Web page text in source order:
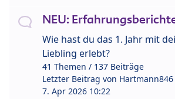
NEU:
Wie hast du das 1. Jahr mit
Liebling erlebt?
41 Themen / 137 Beiträge
Letzter Beitrag von Hartmann846
7. Apr 2026 10:22